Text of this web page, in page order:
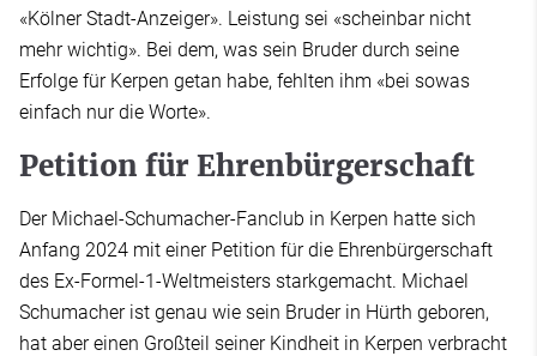
«Kölner Stadt-Anzeiger». Leistung sei «scheinbar nicht
mehr wichtig». Bei dem, was sein Bruder durch seine
Erfolge für Kerpen getan habe, fehlten ihm «bei sowas
einfach nur die Worte».
Petition für Ehrenbürgerschaft
Der Michael-Schumacher-Fanclub in Kerpen hatte sich
Anfang 2024 mit einer Petition für die Ehrenbürgerschaft
des Ex-Formel-1-Weltmeisters starkgemacht. Michael
Schumacher ist genau wie sein Bruder in Hürth geboren,
hat aber einen Großteil seiner Kindheit in Kerpen verbracht